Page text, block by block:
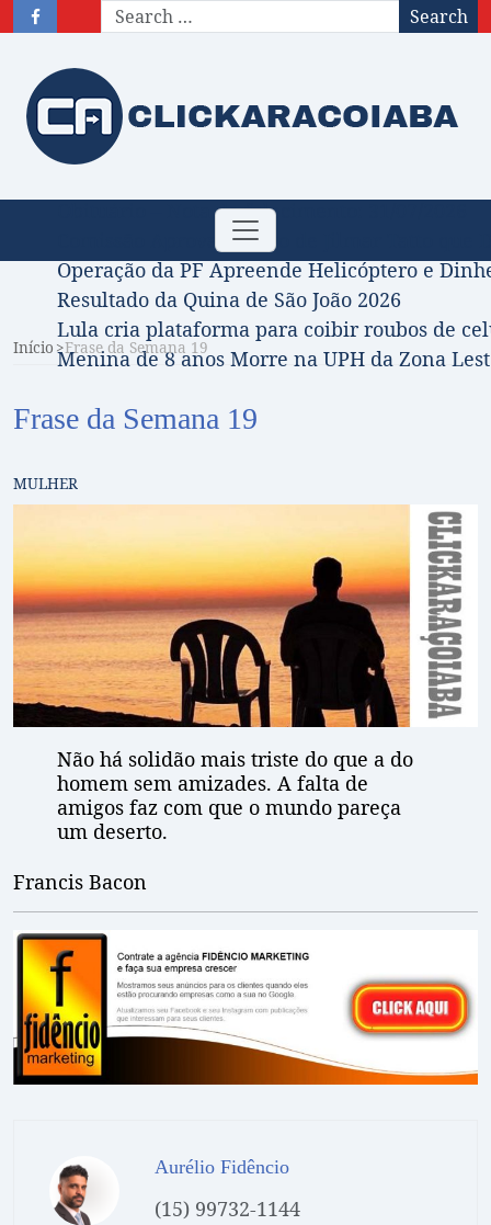
Search
Toggle
navigation
Obituário – Nota de falecimento: 31/07/2026
Comissão Aprova Projeto de Jilmar Tatto
Operação da PF Apreende Helicóptero e
Resultado da Quina de São João 2026
Lula cria plataforma para coibir roubos de
Menina de 8 anos Morre na UPH da Zona
Início Frase da Semana 19
Frase da Semana 19
MULHER
Não há solidão mais triste do que a do
homem sem amizades. A falta de
amigos faz com que o mundo pareça
um deserto.
Francis Bacon
Aurélio Fidêncio
(15) 99732-1144